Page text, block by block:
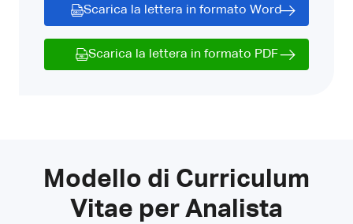
Scarica la lettera in formato Word
Scarica la lettera in formato PDF
Modello di Curriculum
Vitae per Analista